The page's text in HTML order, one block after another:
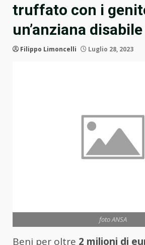
truffato con i
un’anziana disabile
Filippo Limoncelli Luglio 28, 2023
foto ANSA
Beni per oltre 2 milioni di